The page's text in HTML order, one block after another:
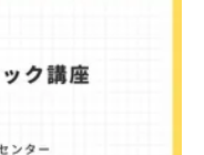
る講師養成講座で
）を受講いただいた
室や職場などで利用可
than a